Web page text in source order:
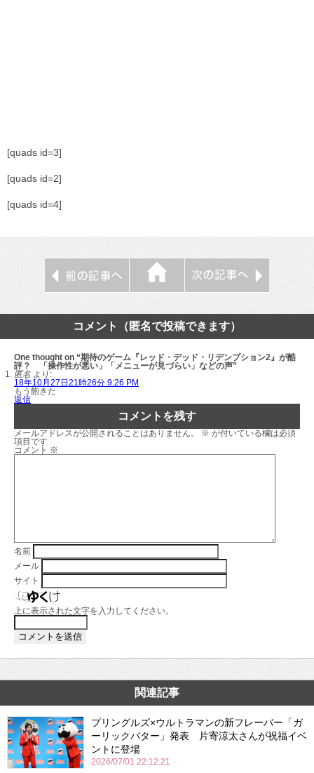
[quads id=3]
[quads id=2]
[quads id=4]
コメント（匿名で投稿できます）
One thought on “期待のゲーム『レッド・デッド・リデンプション2』が酷
評？ 「操作性が悪い」「メニューが見づらい」などの声”
匿名 より:
18年10月27日21時26分 9:26 PM
もう飽きた
返信
コメントを残す
メールアドレスが公開されることはありません。 ※ が付いている欄は必須
項目です
コメント ※
名前
メール
サイト
上に表示された文字を入力してください。
関連記事
プリングルズ×ウルトラマンの新フレーバー「ガ
ーリックバター」発表 片寄涼太さんが祝福イベ
ントに登場
2026/07/01 22:12:21